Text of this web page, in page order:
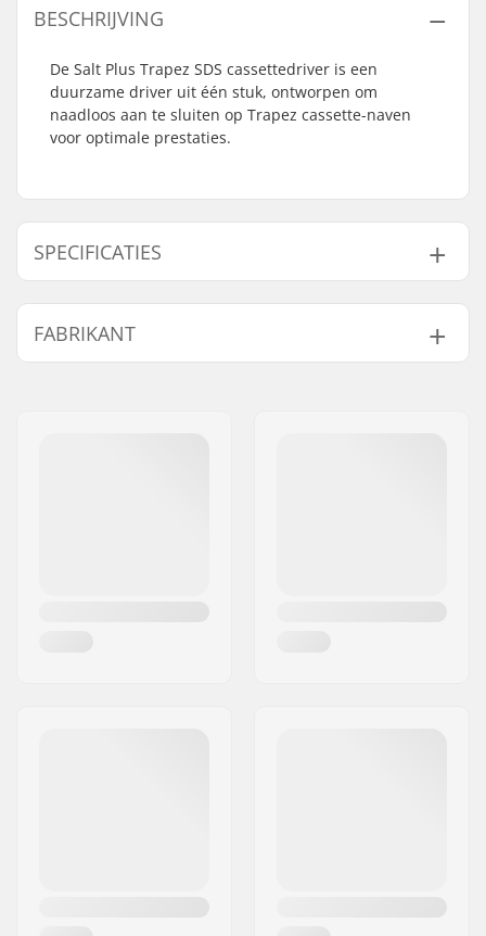
BESCHRIJVING
De Salt Plus Trapez SDS cassettedriver is een
duurzame driver uit één stuk, ontworpen om
naadloos aan te sluiten op Trapez cassette-naven
voor optimale prestaties.
SPECIFICATIES
Naaf:
Cassette
Driver side:
Aantal tanden:
9T
FABRIKANT